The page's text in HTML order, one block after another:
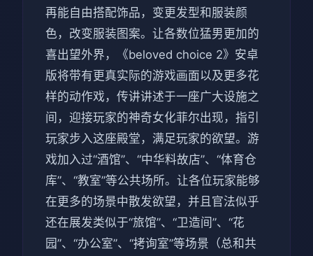
再能自由搭配饰品，变更发型和服装颜
色，改变服装图案。让各数位猛男更加的
喜出望外界，《beloved choice 2》安卓
版将带有更真实际的游戏画面以及更多花
样的动作戏，传讲讲述于一座广大设施之
间，迎接玩家的神奇女化菲尔出现，指引
玩家步入这座殿堂，满足玩家的欲望。游
戏加入过“酒馆”、“中华料故店”、“体育仓
库”、“教室”等公共场所。让各位玩家能够
在更多的场景中散发欲望，并且官法似乎
还在展发类似于“旅馆”、“卫造间”、“花
园”、“办公室”、“拷询室”等场景（总和共